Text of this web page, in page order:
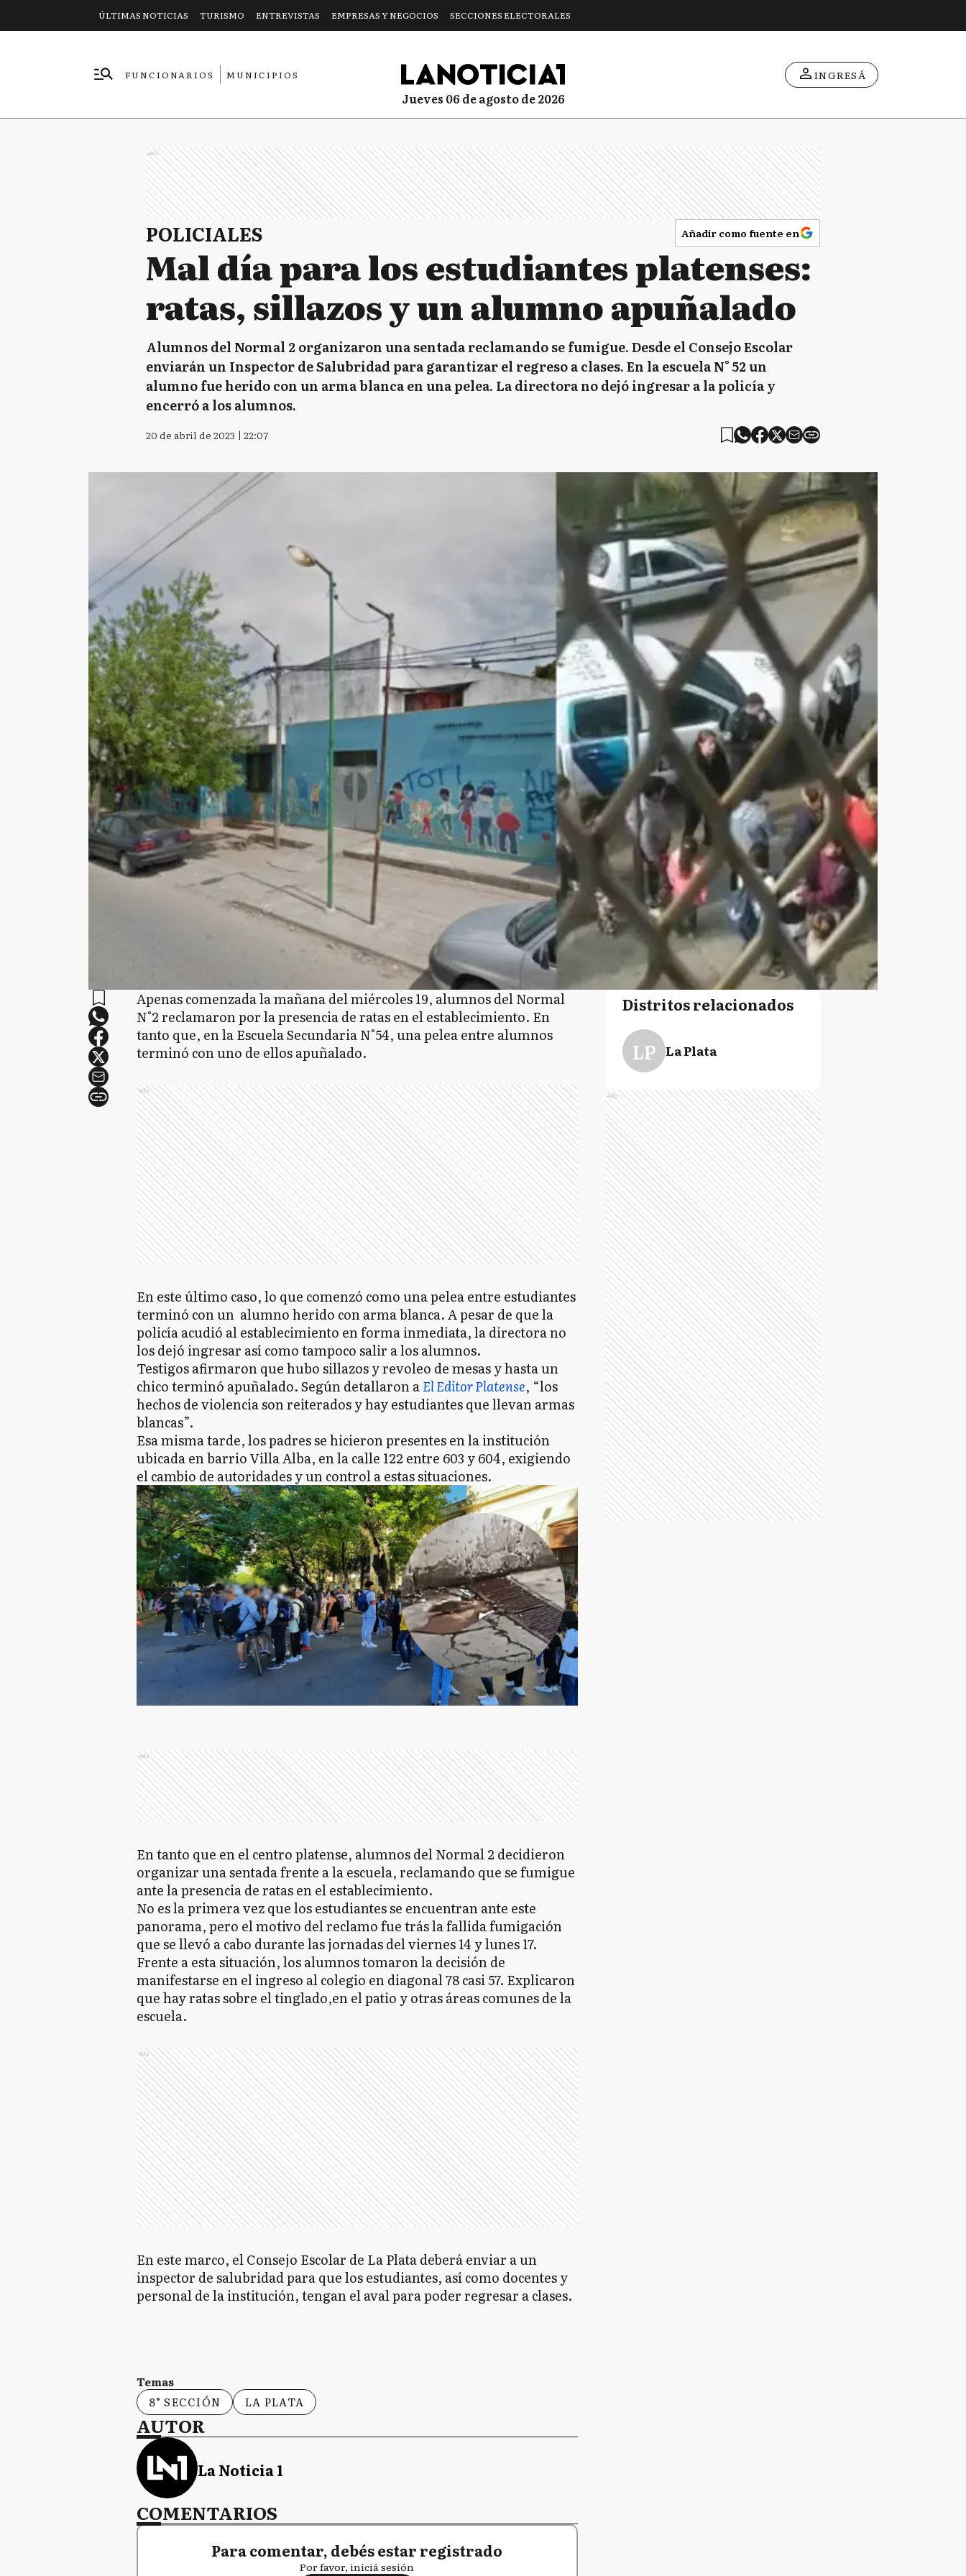
ÚLTIMAS NOTICIAS TURISMO ENTREVISTAS EMPRESAS Y NEGOCIOS SECCIONES ELECTORALES
FUNCIONARIOS
MUNICIPIOS
jueves 06 de agosto de 2026
INGRESÁ
Ads
POLICIALES Añadir como fuente en
Mal día para los estudiantes platenses:
ratas, sillazos y un alumno apuñalado
Alumnos del Normal 2 organizaron una sentada reclamando se fumigue. Desde el Consejo Escolar
enviarán un Inspector de Salubridad para garantizar el regreso a clases. En la escuela N° 52 un
alumno fue herido con un arma blanca en una pelea. La directora no dejó ingresar a la policía y
encerró a los alumnos.
20 de abril de 2023 | 22:07
Apenas comenzada la mañana del miércoles 19, alumnos del Normal
N°2 reclamaron por la presencia de ratas en el establecimiento. En
tanto que, en la Escuela Secundaria N°54, una pelea entre alumnos
terminó con uno de ellos apuñalado.
Ads
En este último caso, lo que comenzó como una pelea entre estudiantes
terminó con un alumno herido con arma blanca. A pesar de que la
policía acudió al establecimiento en forma inmediata, la directora no
los dejó ingresar así como tampoco salir a los alumnos.
Testigos afirmaron que hubo sillazos y revoleo de mesas y hasta un
chico terminó apuñalado. Según detallaron aEl Editor Platense, “los
hechos de violencia son reiterados y hay estudiantes que llevan armas
blancas”.
Esa misma tarde, los padres se hicieron presentes en la institución
ubicada en barrio Villa Alba, en la calle 122 entre 603 y 604, exigiendo
el cambio de autoridades y un control a estas situaciones.
Ads
En tanto que en el centro platense, alumnos del Normal 2 decidieron
organizar una sentada frente a la escuela, reclamando que se fumigue
ante la presencia de ratas en el establecimiento.
No es la primera vez que los estudiantes se encuentran ante este
panorama, pero el motivo del reclamo fue trás la fallida fumigación
que se llevó a cabo durante las jornadas del viernes 14 y lunes 17.
Frente a esta situación, los alumnos tomaron la decisión de
manifestarse en el ingreso al colegio en diagonal 78 casi 57. Explicaron
que hay ratas sobre el tinglado,en el patio y otras áreas comunes de la
escuela.
Ads
En este marco, el Consejo Escolar de La Plata deberá enviar a un
inspector de salubridad para que los estudiantes, así como docentes y
personal de la institución, tengan el aval para poder regresar a clases.
Temas
8° SECCIÓN
LA PLATA
AUTOR
La Noticia 1
COMENTARIOS
Para comentar, debés estar registrado
Por favor, iniciá sesión
Distritos relacionados
LP La Plata
Ads